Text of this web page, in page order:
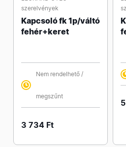
szerelvények
Kapcsoló fk 1p/váltó
fehér+keret
Nem rendelhető /
megszűnt
3 734 Ft